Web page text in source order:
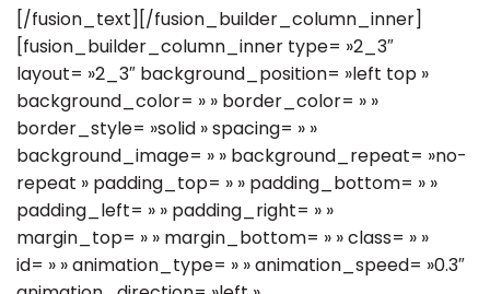
[/fusion_text][/fusion_builder_column_inner]
[fusion_builder_column_inner type= »2_3″
layout= »2_3″ background_position= »left top »
background_color= » » border_color= » »
border_style= »solid » spacing= » »
background_image= » » background_repeat= »no-
repeat » padding_top= » » padding_bottom= » »
padding_left= » » padding_right= » »
margin_top= » » margin_bottom= » » class= » »
id= » » animation_type= » » animation_speed= »0.3″